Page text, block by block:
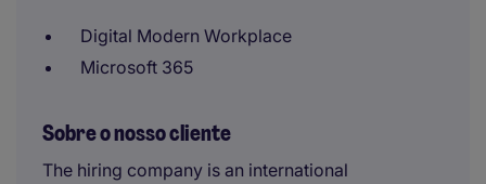
Digital Modern Workplace
Microsoft 365
Sobre o nosso cliente
The hiring company is an international